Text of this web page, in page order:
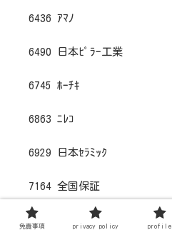
6436 ｱﾏﾉ
6490 日本ﾋﾟﾗｰ工業
6745 ﾎｰﾁｷ
6863 ﾆﾚｺ
6929 日本ｾﾗﾐｯｸ
7164 全国保証
7182 ゆうちょ銀行
免責事項 privacy policy profile